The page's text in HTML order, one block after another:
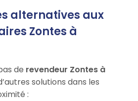
alternatives aux
Zontes à
de revendeur Zontes à
solutions dans les
: